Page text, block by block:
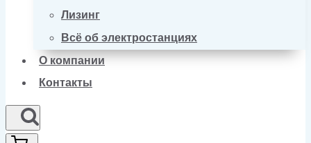
Лизинг
Всё об электростанциях
О компании
Контакты